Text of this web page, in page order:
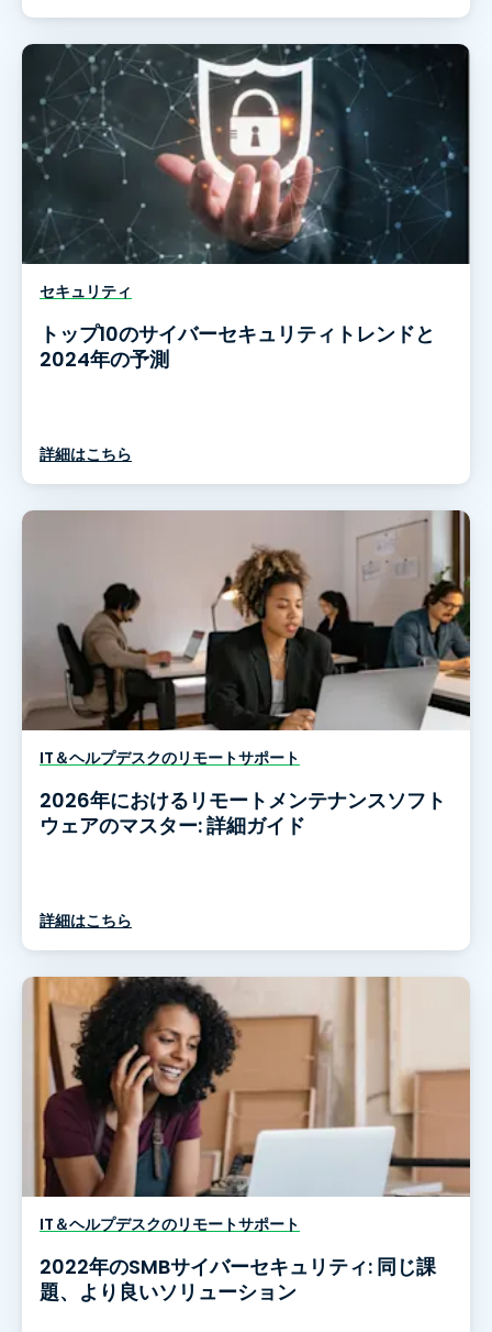
セキュリティ
トップ10のサイバーセキュリティトレンドと
2024年の予測
詳細はこちら
IT＆ヘルプデスクのリモートサポート
2026年におけるリモートメンテナンスソフト
ウェアのマスター: 詳細ガイド
詳細はこちら
IT＆ヘルプデスクのリモートサポート
2022年のSMBサイバーセキュリティ: 同じ課
題、より良いソリューション